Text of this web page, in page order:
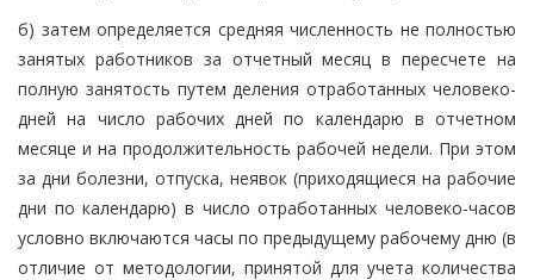
б) затем определяется средняя численность не полностью
занятых работников за отчетный месяц в пересчете на
полную занятость путем деления отработанных человеко-
дней на число рабочих дней по календарю в отчетном
месяце и на продолжительность рабочей недели. При этом
за дни болезни, отпуска, неявок (приходящиеся на рабочие
дни по календарю) в число отработанных человеко-часов
условно включаются часы по предыдущему рабочему дню (в
отличие от методологии, принятой для учета количества